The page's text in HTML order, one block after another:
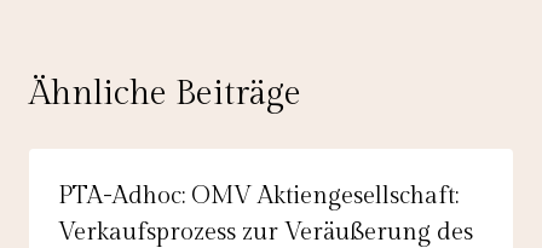
Ähnliche Beiträge
PTA-Adhoc: OMV Aktiengesellschaft:
Verkaufsprozess zur Veräußerung des